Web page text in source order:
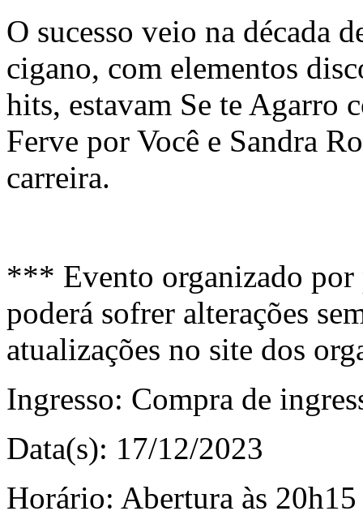
O sucesso veio na década
cigano, com elementos
hits, estavam Se te Agarro
Ferve por Você e Sandra
carreira.
*** Evento organizado por
poderá sofrer alterações
atualizações no site dos
Ingresso: Compra de
Data(s): 17/12/2023
Horário: Abertura às 20h15